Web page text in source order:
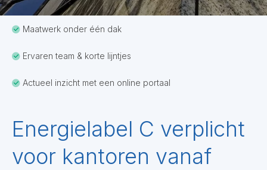
Maatwerk onder één dak
Ervaren team & korte lijntjes
Actueel inzicht met een online portaal
Energielabel C verplicht
voor kantoren vanaf